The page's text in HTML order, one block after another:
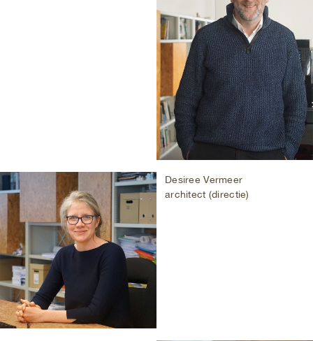
Desiree Vermeer
architect (directie)